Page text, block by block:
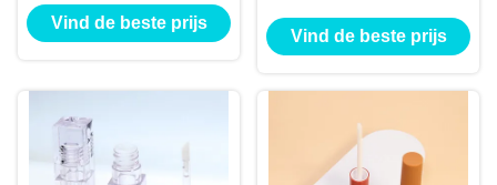
Vind de beste prijs
Design Luxe lege
lipgloss container
Vind de beste prijs